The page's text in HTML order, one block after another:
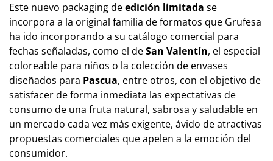
Este nuevo packaging deedición limitada se
incorpora a la original familia de formatos que Grufesa
ha ido incorporando a su catálogo comercial para
fechas señaladas, como el deSan Valentín, el especial
coloreable para niños o la colección de envases
diseñados para Pascua, entre otros, con el objetivo de
satisfacer de forma inmediata las expectativas de
consumo de una fruta natural, sabrosa y saludable en
un mercado cada vez más exigente, ávido de atractivas
propuestas comerciales que apelen a la emoción del
consumidor.